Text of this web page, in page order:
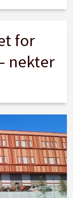
for
nekter